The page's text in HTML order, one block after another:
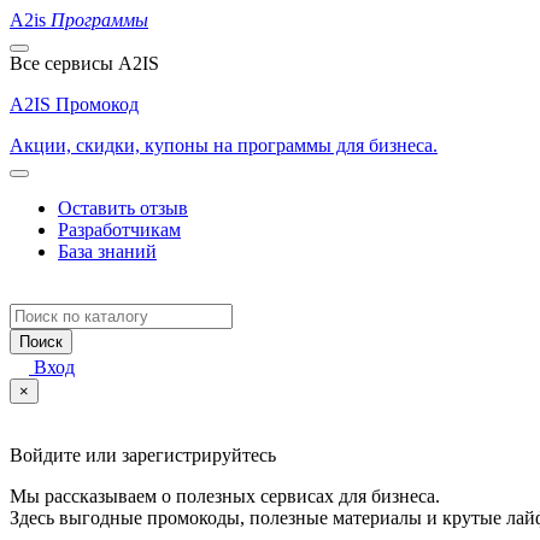
A2is Программы
Все сервисы A2IS
A2IS Промокод
Акции, скидки, купоны на программы для бизнеса.
Оставить отзыв
Разработчикам
База знаний
Поиск
Вход
×
Войдите или зарегистрируйтесь
Мы рассказываем о полезных сервисах для бизнеса.
Здесь выгодные промокоды, полезные материалы и крутые